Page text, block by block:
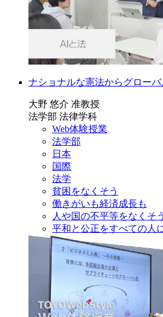
ナショナルな憲法からグロー
大野 悠介 准教授
法学部 法律学科
Web体験授業
法学部
日本
国際
法学
貧困をなくそう
働きがいも経済成長も
人や国の不平等をなくそう
平和と公正をすべての人